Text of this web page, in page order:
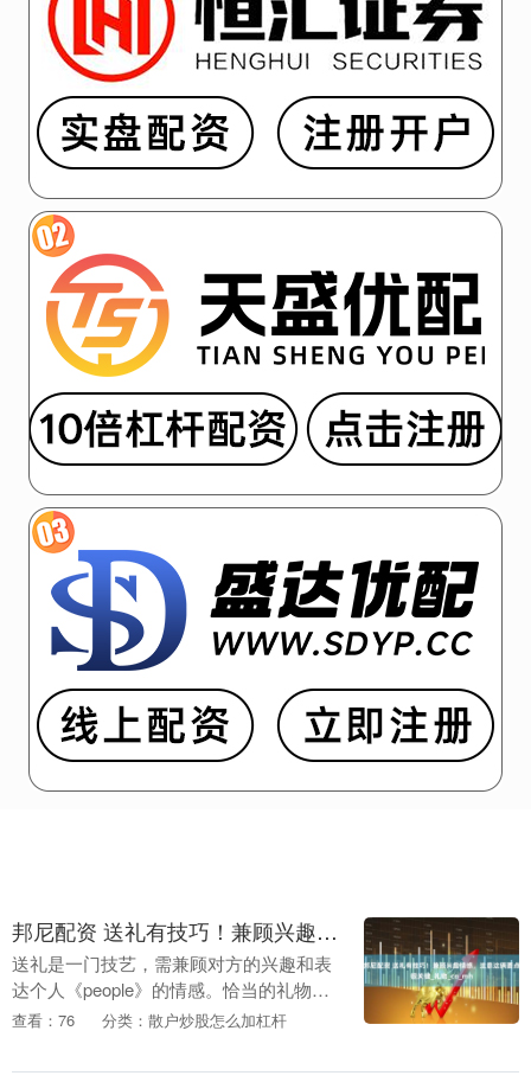
邦尼配资 送礼有技巧！兼顾兴趣情感，注意这俩要点很关键_礼物_cn_mh
送礼是一门技艺，需兼顾对方的兴趣和表
达个人《people》的情感。恰当的礼物能
够加强人际间的纽带，展现出对他人的关
送....
查看：76 分类：散户炒股怎么加杠杆